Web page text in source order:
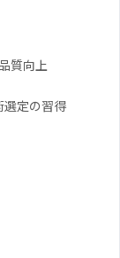
質向上
選定の習得